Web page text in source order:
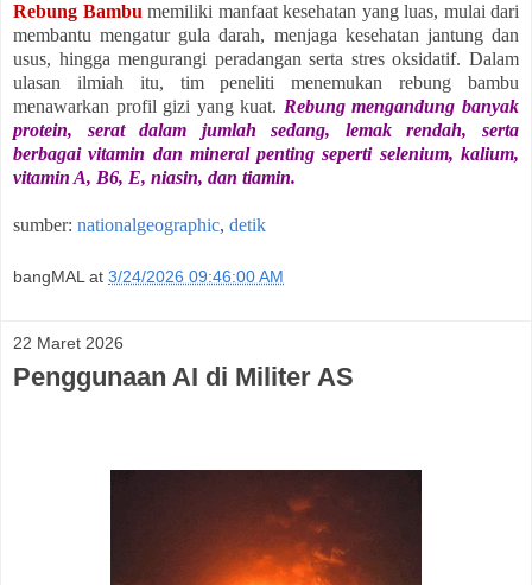
Rebung Bambumemiliki manfaat kesehatan yang luas, mulai dari
membantu mengatur gula darah, menjaga kesehatan jantung dan
usus, hingga mengurangi peradangan serta stres oksidatif. Dalam
ulasan ilmiah itu, tim peneliti menemukan rebung bambu
menawarkan profil gizi yang kuat. Rebung mengandung banyak
protein, serat dalam jumlah sedang, lemak rendah, serta
berbagai vitamin dan mineral penting seperti selenium, kalium,
vitamin A, B6, E, niasin, dan tiamin.
sumber: nationalgeographic, detik
bangMAL at 3/24/2026 09:46:00 AM
22 Maret 2026
Penggunaan AI di Militer AS